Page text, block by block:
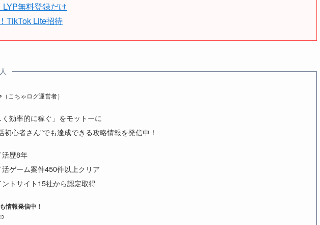
無料登録だけ
TikTok Lite招待
（こちゃログ運営者）
く効率的に稼ぐ」をモットーに
初心者さん”でも達成できる攻略情報を発信中！
歴8年
ゲーム案件450件以上クリア
トサイト15社から認定取得
情報発信中！
ク